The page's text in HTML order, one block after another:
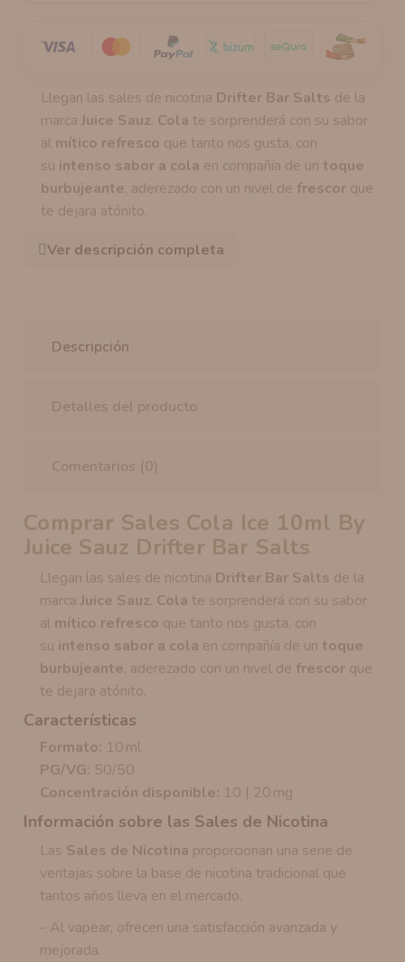
Llegan las sales de nicotina Drifter Bar Salts de la
marca Juice Sauz. Cola te sorprenderá con su sabor
al mítico refresco que tanto nos gusta, con
su intenso sabor a cola en compañía de un toque
burbujeante, aderezado con un nivel de frescor que
te dejara atónito.
Ver descripción completa
Descripción
Detalles del producto
Comentarios (0)
Comprar Sales Cola Ice 10ml By
Juice Sauz Drifter Bar Salts
Llegan las sales de nicotina Drifter Bar Salts de la
marca Juice Sauz. Cola te sorprenderá con su sabor
al mítico refresco que tanto nos gusta, con
su intenso sabor a cola en compañía de un toque
burbujeante, aderezado con un nivel de frescor que
te dejara atónito.
Características
Formato: 10 ml
PG/VG: 50/50
Concentración disponible: 10 | 20 mg
Información sobre las Sales de Nicotina
Las Sales de Nicotina proporcionan una serie de
ventajas sobre la base de nicotina tradicional que
tantos años lleva en el mercado.
- Al vapear, ofrecen una satisfacción avanzada y
mejorada.